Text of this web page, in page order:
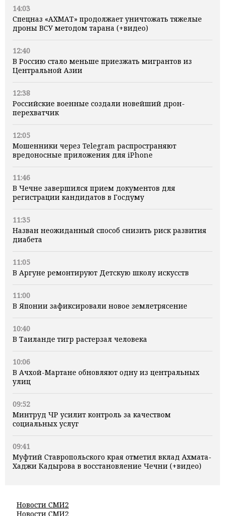
14:03
Спецназ «АХМАТ» продолжает уничтожать тяжелые
дроны ВСУ методом тарана (+видео)
12:40
В Россию стало меньше приезжать мигрантов из
Центральной Азии
12:38
Российские военные создали новейший дрон-
перехватчик
12:05
Мошенники через Telegram распространяют
вредоносные приложения для iPhone
11:46
В Чечне завершился прием документов для
регистрации кандидатов в Госдуму
11:35
Назван неожиданный способ снизить риск развития
диабета
11:05
В Аргуне ремонтируют Детскую школу искусств
11:00
В Японии зафиксировали новое землетрясение
10:40
В Таиланде тигр растерзал человека
10:06
В Ачхой-Мартане обновляют одну из центральных
улиц
09:52
Минтруд ЧР усилит контроль за качеством
социальных услуг
09:41
Муфтий Ставропольского края отметил вклад Ахмата-
Хаджи Кадырова в восстановление Чечни (+видео)
Новости СМИ2
Новости СМИ2